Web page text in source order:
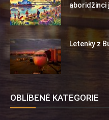
aboridžinci
Letenky z
OBLÍBENÉ KATEGORIE